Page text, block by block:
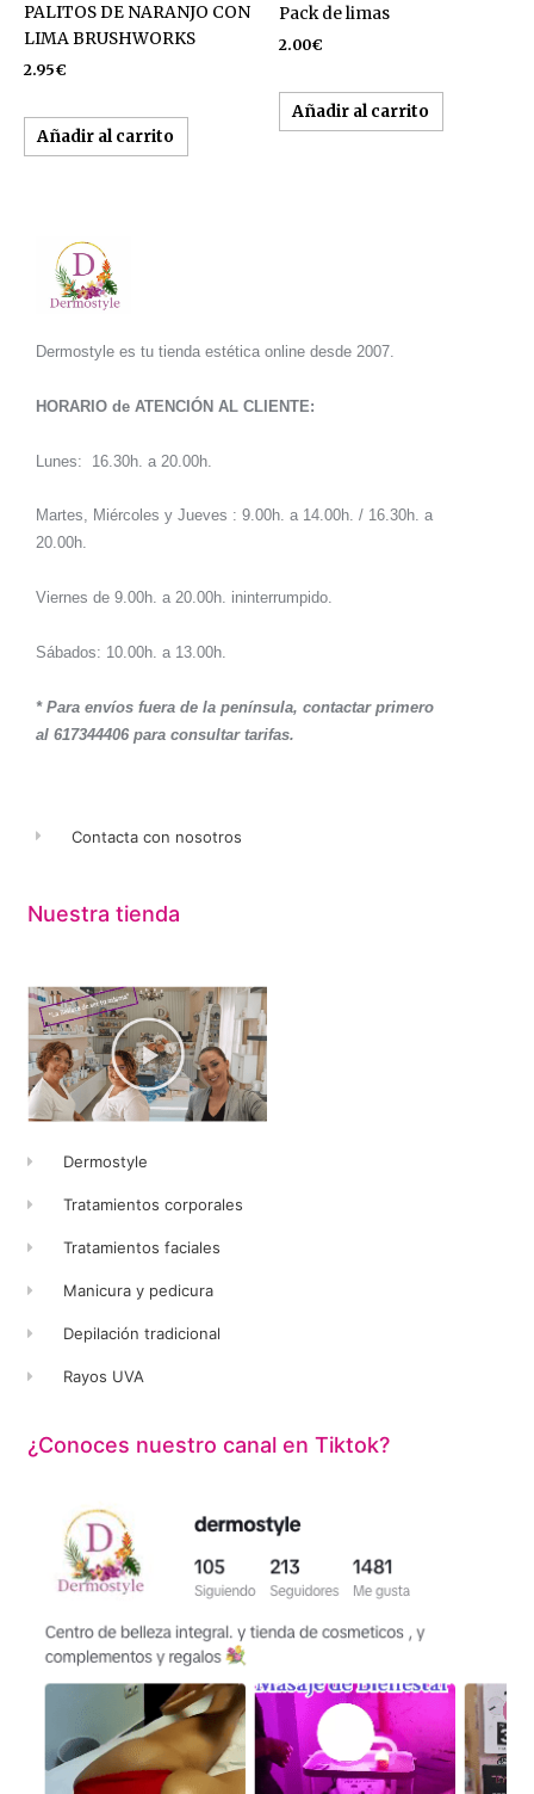
PALITOS DE NARANJO CON
LIMA BRUSHWORKS
2.95€
Añadir al carrito
Pack de limas
2.00€
Añadir al carrito
Dermostyle es tu tienda estética online desde 2007.
HORARIO de ATENCIÓN AL CLIENTE:
Lunes: 16.30h. a 20.00h.
Martes, Miércoles y Jueves : 9.00h. a 14.00h. / 16.30h. a
20.00h.
Viernes de 9.00h. a 20.00h. ininterrumpido.
Sábados: 10.00h. a 13.00h.
* Para envíos fuera de la península, contactar primero
al 617344406 para consultar tarifas.
Contacta con nosotros
Nuestra tienda
Dermostyle
Tratamientos corporales
Tratamientos faciales
Manicura y pedicura
Depilación tradicional
Rayos UVA
¿Conoces nuestro canal en Tiktok?